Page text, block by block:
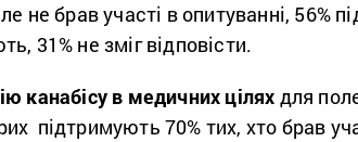
не брав участі в опитуванні, 56%
31% не зміг відповісти.
канабісу в медичних цілях для
підтримують 70% тих, хто брав